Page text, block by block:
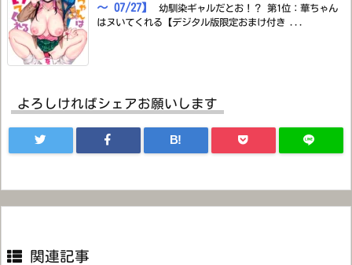
～ 07/27】
幼馴染ギャルだとお！？ 第1位：華ちゃん
はヌいてくれる【デジタル版限定おまけ付き ...
よろしければシェアお願いします
B!
関連記事